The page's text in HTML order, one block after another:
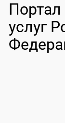
Портал
услуг